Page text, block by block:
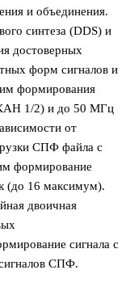
и объединения.
синтеза (DDS) и
достоверных
форм сигналов и
формирования
1/2) и до 50 МГц
от
СПФ файла с
формирование
(до 16 максимум).
двоичная
сигнала с
СПФ.